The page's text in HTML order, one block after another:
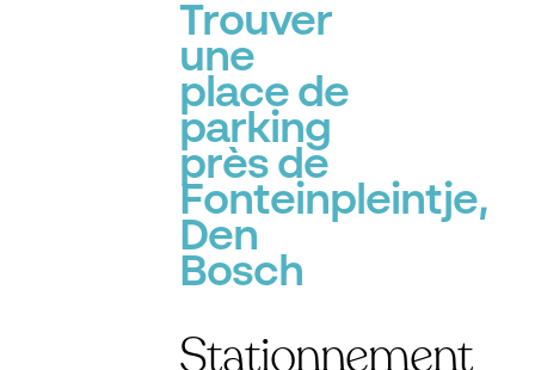
Trouver
une
place de
parking
près de
Fonteinpleintje,
Den
Bosch
Stationnement